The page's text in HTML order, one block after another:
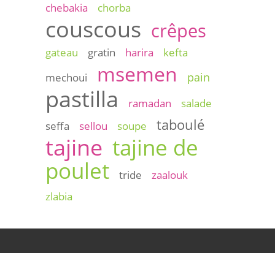
chebakia
chorba
couscous crêpes
gateau gratin harira
kefta
mechoui
msemen pain
pastilla ramadan
salade
seffa
sellou soupe taboulé
tajine tajine de
poulet
tride
zaalouk
zlabia